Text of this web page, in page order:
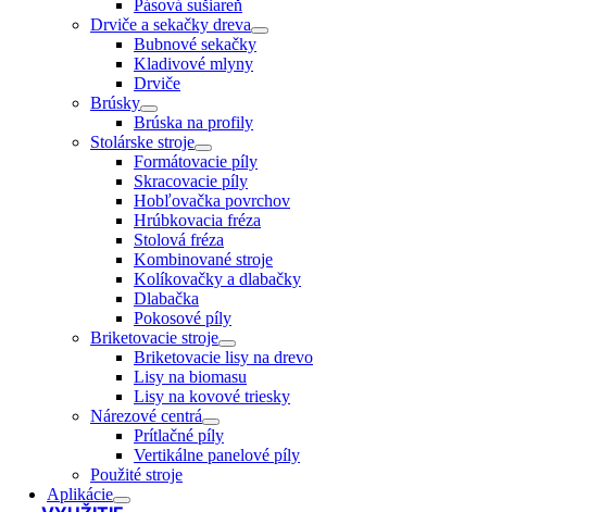
Pásová sušiareň
Drviče a sekačky dreva
Bubnové sekačky
Kladivové mlyny
Drviče
Brúsky
Brúska na profily
Stolárske stroje
Formátovacie píly
Skracovacie píly
Hobľovačka povrchov
Hrúbkovacia fréza
Stolová fréza
Kombinované stroje
Kolíkovačky a dlabačky
Dlabačka
Pokosové píly
Briketovacie stroje
Briketovacie lisy na drevo
Lisy na biomasu
Lisy na kovové triesky
Nárezové centrá
Prítlačné píly
Vertikálne panelové píly
Použité stroje
Aplikácie